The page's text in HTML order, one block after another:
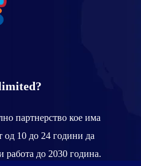
партнерство кое има
од 10 до 24 години да
работа до 2030 година.